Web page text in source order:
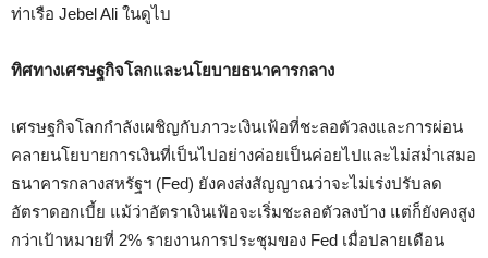
ท่าเรือ Jebel Ali ในดูไบ
ทิศทางเศรษฐกิจโลกและนโยบายธนาคารกลาง
เศรษฐกิจโลกกำลังเผชิญกับภาวะเงินเฟ้อที่ชะลอตัวลงและการผ่อน
คลายนโยบายการเงินที่เป็นไปอย่างค่อยเป็นค่อยไปและไม่สม่ำเสมอ
ธนาคารกลางสหรัฐฯ (Fed) ยังคงส่งสัญญาณว่าจะไม่เร่งปรับลด
อัตราดอกเบี้ย แม้ว่าอัตราเงินเฟ้อจะเริ่มชะลอตัวลงบ้าง แต่ก็ยังคงสูง
กว่าเป้าหมายที่ 2% รายงานการประชุมของ Fed เมื่อปลายเดือน